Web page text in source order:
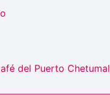
del Puerto Chetumal